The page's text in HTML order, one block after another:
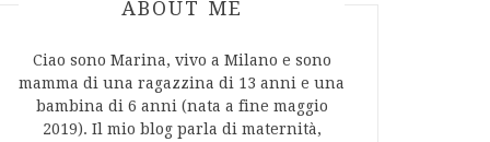
ABOUT ME
Ciao sono Marina, vivo a Milano e sono
mamma di una ragazzina di 13 anni e una
bambina di 6 anni (nata a fine maggio
2019). Il mio blog parla di maternità,